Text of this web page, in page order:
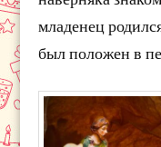
младенец
был положен в